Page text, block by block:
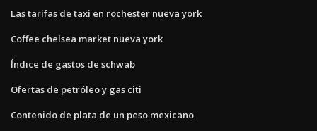
Las tarifas de taxi en rochester nueva york
Coffee chelsea market nueva york
Índice de gastos de schwab
Ofertas de petróleo y gas citi
Contenido de plata de un peso mexicano